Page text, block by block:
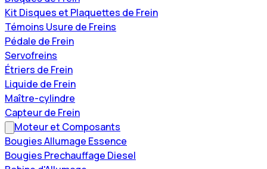
Kit Disques et Plaquettes de Frein
Témoins Usure de Freins
Pédale de Frein
Servofreins
Étriers de Frein
Liquide de Frein
Maître-cylindre
Capteur de Frein
Moteur et Composants
Bougies Allumage Essence
Bougies Prechauffage Diesel